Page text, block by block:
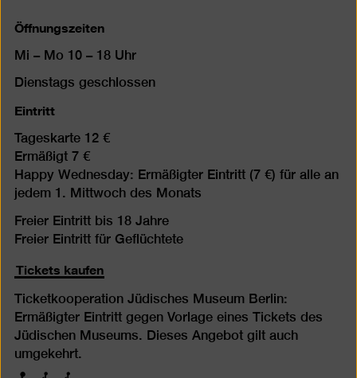
Öffnungszeiten
Mi – Mo 10 – 18 Uhr
Dienstags geschlossen
Eintritt
Tageskarte 12 €
Ermäßigt 7 €
Happy Wednesday: Ermäßigter Eintritt (7 €) für alle an
jedem 1. Mittwoch des Monats
Freier Eintritt bis 18 Jahre
Freier Eintritt für Geflüchtete
Tickets kaufen
Ticketkooperation Jüdisches Museum Berlin:
Ermäßigter Eintritt gegen Vorlage eines Tickets des
Jüdischen Museums. Dieses Angebot gilt auch
umgekehrt.